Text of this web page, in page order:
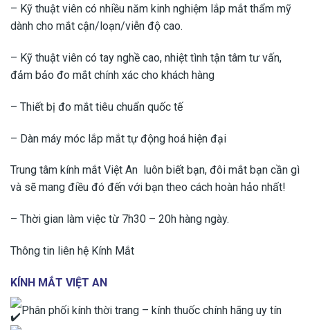
– Kỹ thuật viên có nhiều năm kinh nghiệm lắp mắt thẩm mỹ
dành cho mắt cận/loạn/viễn độ cao.
– Kỹ thuật viên có tay nghề cao, nhiệt tình tận tâm tư vấn,
đảm bảo đo mắt chính xác cho khách hàng
– Thiết bị đo mắt tiêu chuẩn quốc tế
– Dàn máy móc lắp mắt tự động hoá hiện đại
Trung tâm kính mắt Việt An luôn biết bạn, đôi mắt bạn cần gì
và sẽ mang điều đó đến với bạn theo cách hoàn hảo nhất!
– Thời gian làm việc từ 7h30 – 20h hàng ngày.
Thông tin liên hệ Kính Mắt
KÍNH MẮT VIỆT AN
Phân phối kính thời trang – kính thuốc chính hãng uy tín